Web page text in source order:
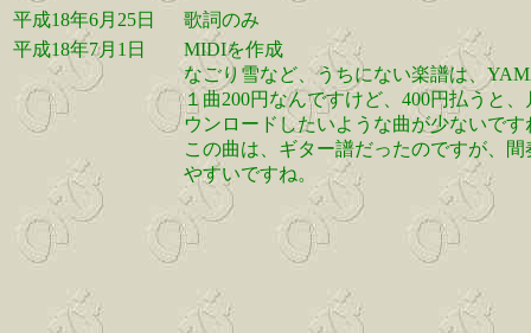
平成18年6月25日
歌詞のみ
平成18年7月1日
MIDIを作成
なごり雪など、うちにない楽譜は、
１曲200円なんですけど、400円払うと
ウンロードしたいような曲が少ないです
この曲は、ギター譜だったのですが、
やすいですね。